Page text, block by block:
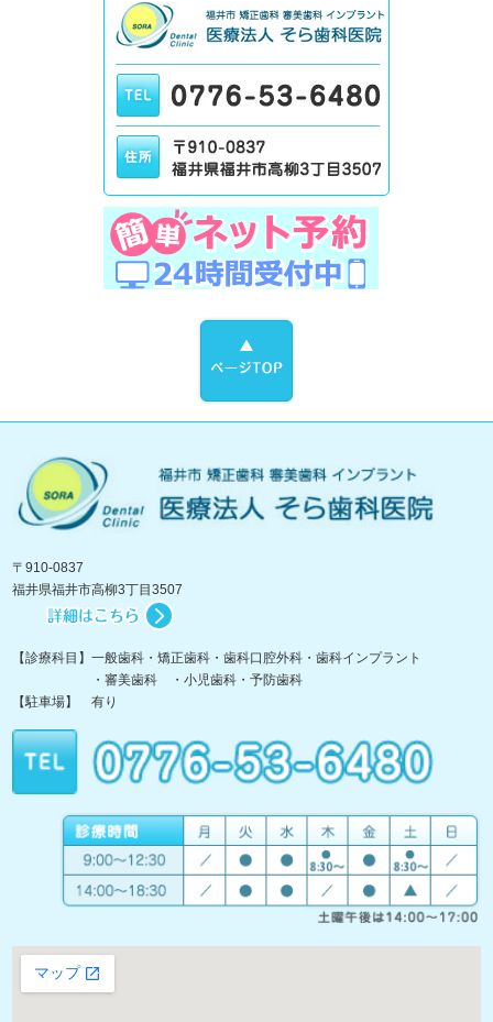
〒910-0837
福井県福井市高柳3丁目3507
【診療科目】一般歯科・矯正歯科・歯科口腔外科・歯科インプラント
・審美歯科 ・小児歯科・予防歯科
【駐車場】 有り